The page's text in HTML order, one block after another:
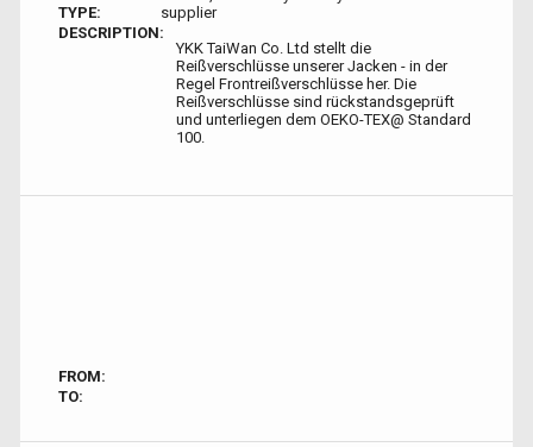
TYPE:
supplier
DESCRIPTION:
YKK TaiWan Co. Ltd stellt die
Reißverschlüsse unserer Jacken - in der
Regel Frontreißverschlüsse her. Die
Reißverschlüsse sind rückstandsgeprüft
und unterliegen dem OEKO-TEX@ Standard
100.
FROM:
TO: